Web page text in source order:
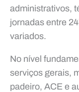
administrativos,
jornadas entre
variados.
No nível
serviços gerais,
padeiro, ACE e